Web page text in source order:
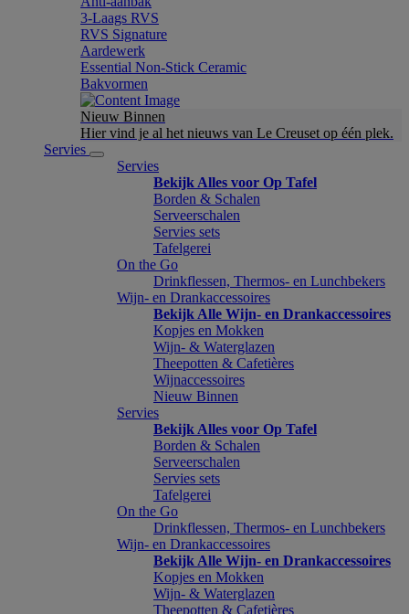
3-Laags RVS
RVS Signature
Aardewerk
Essential Non-Stick Ceramic
Bakvormen
Nieuw Binnen
Hier vind je al het nieuws van Le Creuset op één plek.
Servies
Servies
Bekijk Alles voor Op Tafel
Borden & Schalen
Serveerschalen
Servies sets
Tafelgerei
On the Go
Drinkflessen, Thermos- en Lunchbekers
Wijn- en Drankaccessoires
Bekijk Alle Wijn- en Drankaccessoires
Kopjes en Mokken
Wijn- & Waterglazen
Theepotten & Cafetières
Wijnaccessoires
Nieuw Binnen
Servies
Bekijk Alles voor Op Tafel
Borden & Schalen
Serveerschalen
Servies sets
Tafelgerei
On the Go
Drinkflessen, Thermos- en Lunchbekers
Wijn- en Drankaccessoires
Bekijk Alle Wijn- en Drankaccessoires
Kopjes en Mokken
Wijn- & Waterglazen
Theepotten & Cafetières